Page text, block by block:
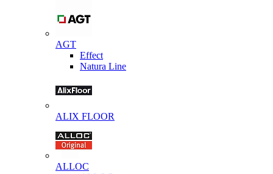
AGT
Effect
Natura Line
ALIX FLOOR
ALLOC